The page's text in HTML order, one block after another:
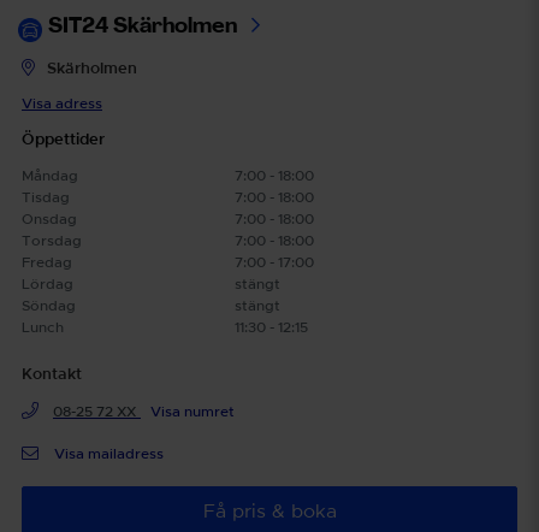
SIT24 Skärholmen
Skärholmen
Visa adress
Öppettider
Måndag
7:00 - 18:00
Tisdag
7:00 - 18:00
Onsdag
7:00 - 18:00
Torsdag
7:00 - 18:00
Fredag
7:00 - 17:00
Lördag
stängt
Söndag
stängt
Lunch
11:30 - 12:15
Kontakt
08-25 72 XX Visa numret
Visa mailadress
Få pris & boka